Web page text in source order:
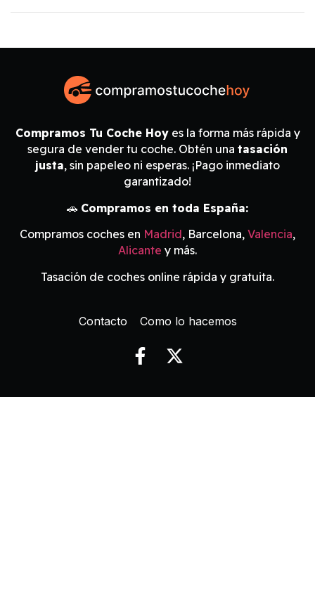
Compramos Tu Coche Hoyes la forma más rápida y
segura de vender tu coche. Obtén una tasación
justa, sin papeleo ni esperas. ¡Pago inmediato
garantizado!
🚗 Compramos en toda España:
Compramos coches en Madrid, Barcelona, Valencia,
Alicante y más.
Tasación de coches online rápida y gratuita.
Contacto Como lo hacemos